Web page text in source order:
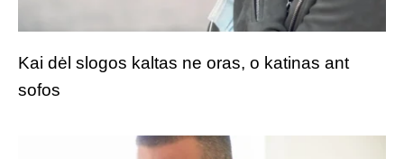
Kai dėl slogos kaltas ne oras, o katinas ant
sofos